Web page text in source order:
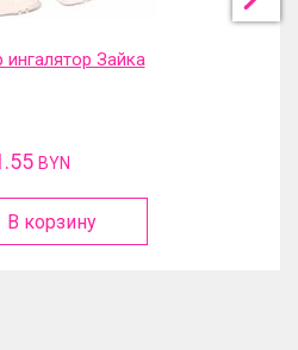
ингалятор Зайка
BYN
В корзину